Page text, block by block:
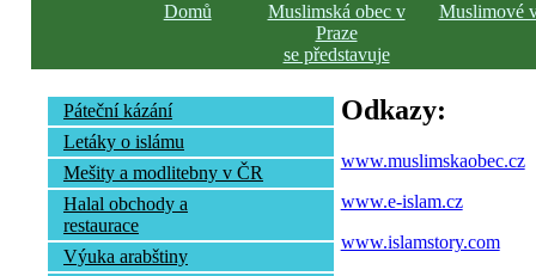
Domů
Muslimská obec v
Praze
se představuje
Muslimové
Páteční kázání
Letáky o islámu
Mešity a modlitebny v ČR
Halal obchody a
restaurace
Výuka arabštiny
Odkazy:
www.muslimskaobec.cz
www.e-islam.cz
www.islamstory.com